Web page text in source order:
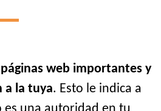
páginas web importantes y
a la tuya. Esto le indica a